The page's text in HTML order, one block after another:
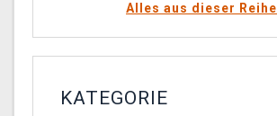
Alles aus dieser Reihe
KATEGORIE